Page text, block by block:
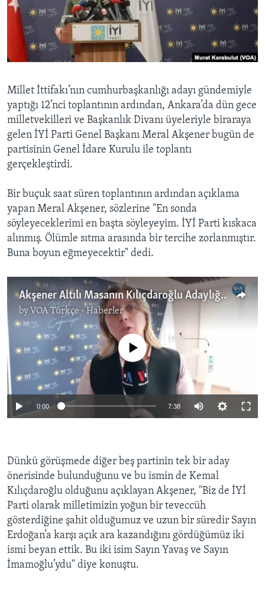
HAYATTAN
SANAT
BIZI TAKIP EDIN
Diller
Millet İttifakı’nın cumhurbaşkanlığı adayı gündemiyle
yaptığı 12’nci toplantının ardından, Ankara’da dün gece
milletvekilleri ve Başkanlık Divanı üyeleriyle biraraya
gelen İYİ Parti Genel Başkanı Meral Akşener bugün de
partisinin Genel İdare Kurulu ile toplantı
gerçekleştirdi.
Bir buçuk saat süren toplantının ardından açıklama
yapan Meral Akşener, sözlerine "En sonda
söyleyeceklerimi en başta söyleyeyim. İYİ Parti kıskaca
alınmış. Ölümle sıtma arasında bir tercihe zorlanmıştır.
Buna boyun eğmeyecektir" dedi.
Akşener Altılı Masanın Kılıçdaroğlu Adaylığına Karşı Çıktı
by VOA Türkçe - Haberler
No media source currently available
0:00 7:38
Dünkü görüşmede diğer beş partinin tek bir aday
önerisinde bulunduğunu ve bu ismin de Kemal
Kılıçdaroğlu olduğunu açıklayan Akşener, "Biz de İYİ
Parti olarak milletimizin yoğun bir teveccüh
gösterdiğine şahit olduğumuz ve uzun bir süredir Sayın
Erdoğan’a karşı açık ara kazandığını gördüğümüz iki
ismi beyan ettik. Bu iki isim Sayın Yavaş ve Sayın
İmamoğlu’ydu" diye konuştu.